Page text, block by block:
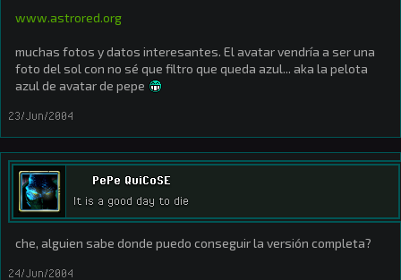
www.astrored.org
muchas fotos y datos interesantes. El avatar vendría a ser una
foto del sol con no sé que filtro que queda azul... aka la pelota
azul de avatar de pepe
23/Jun/2004
PePe QuiCoSE
It is a good day to die
che, alguien sabe donde puedo conseguir la versión completa?
24/Jun/2004